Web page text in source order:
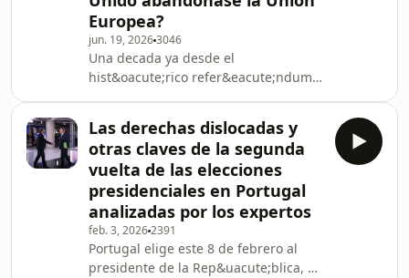
Europea, el inter&eacute;s preferente
de Estados Unidos, la
ambici&oacute;n de China y la
frontera m&aacute;s larga del mundo
con Rusia. Hasta ahora las
rep&uacute;blicas ce
Europea?
jun. 19, 20263046
Una decada ya desde el
hist&oacute;rico refer&eacute;ndum
pol&iacute;tico y econ&oacute;mico.
Unos lo llaman desastre financiero;
otros, triunfo absoluto de la
soberan&iacute;a. Por un lado, una
econom&iacute;a hasta un 4%
m&aacute;s peque&ntilde;a, con
miles de pymes ahogadas por la
nueva e interminable burocracia
Las derechas dislocadas y
otras claves de la segunda
vuelta de las elecciones
presidenciales en Portugal
analizadas por los expertos
feb. 3, 20262391
Portugal elige este 8 de febrero al
presidente de la Rep&uacute;blica, un